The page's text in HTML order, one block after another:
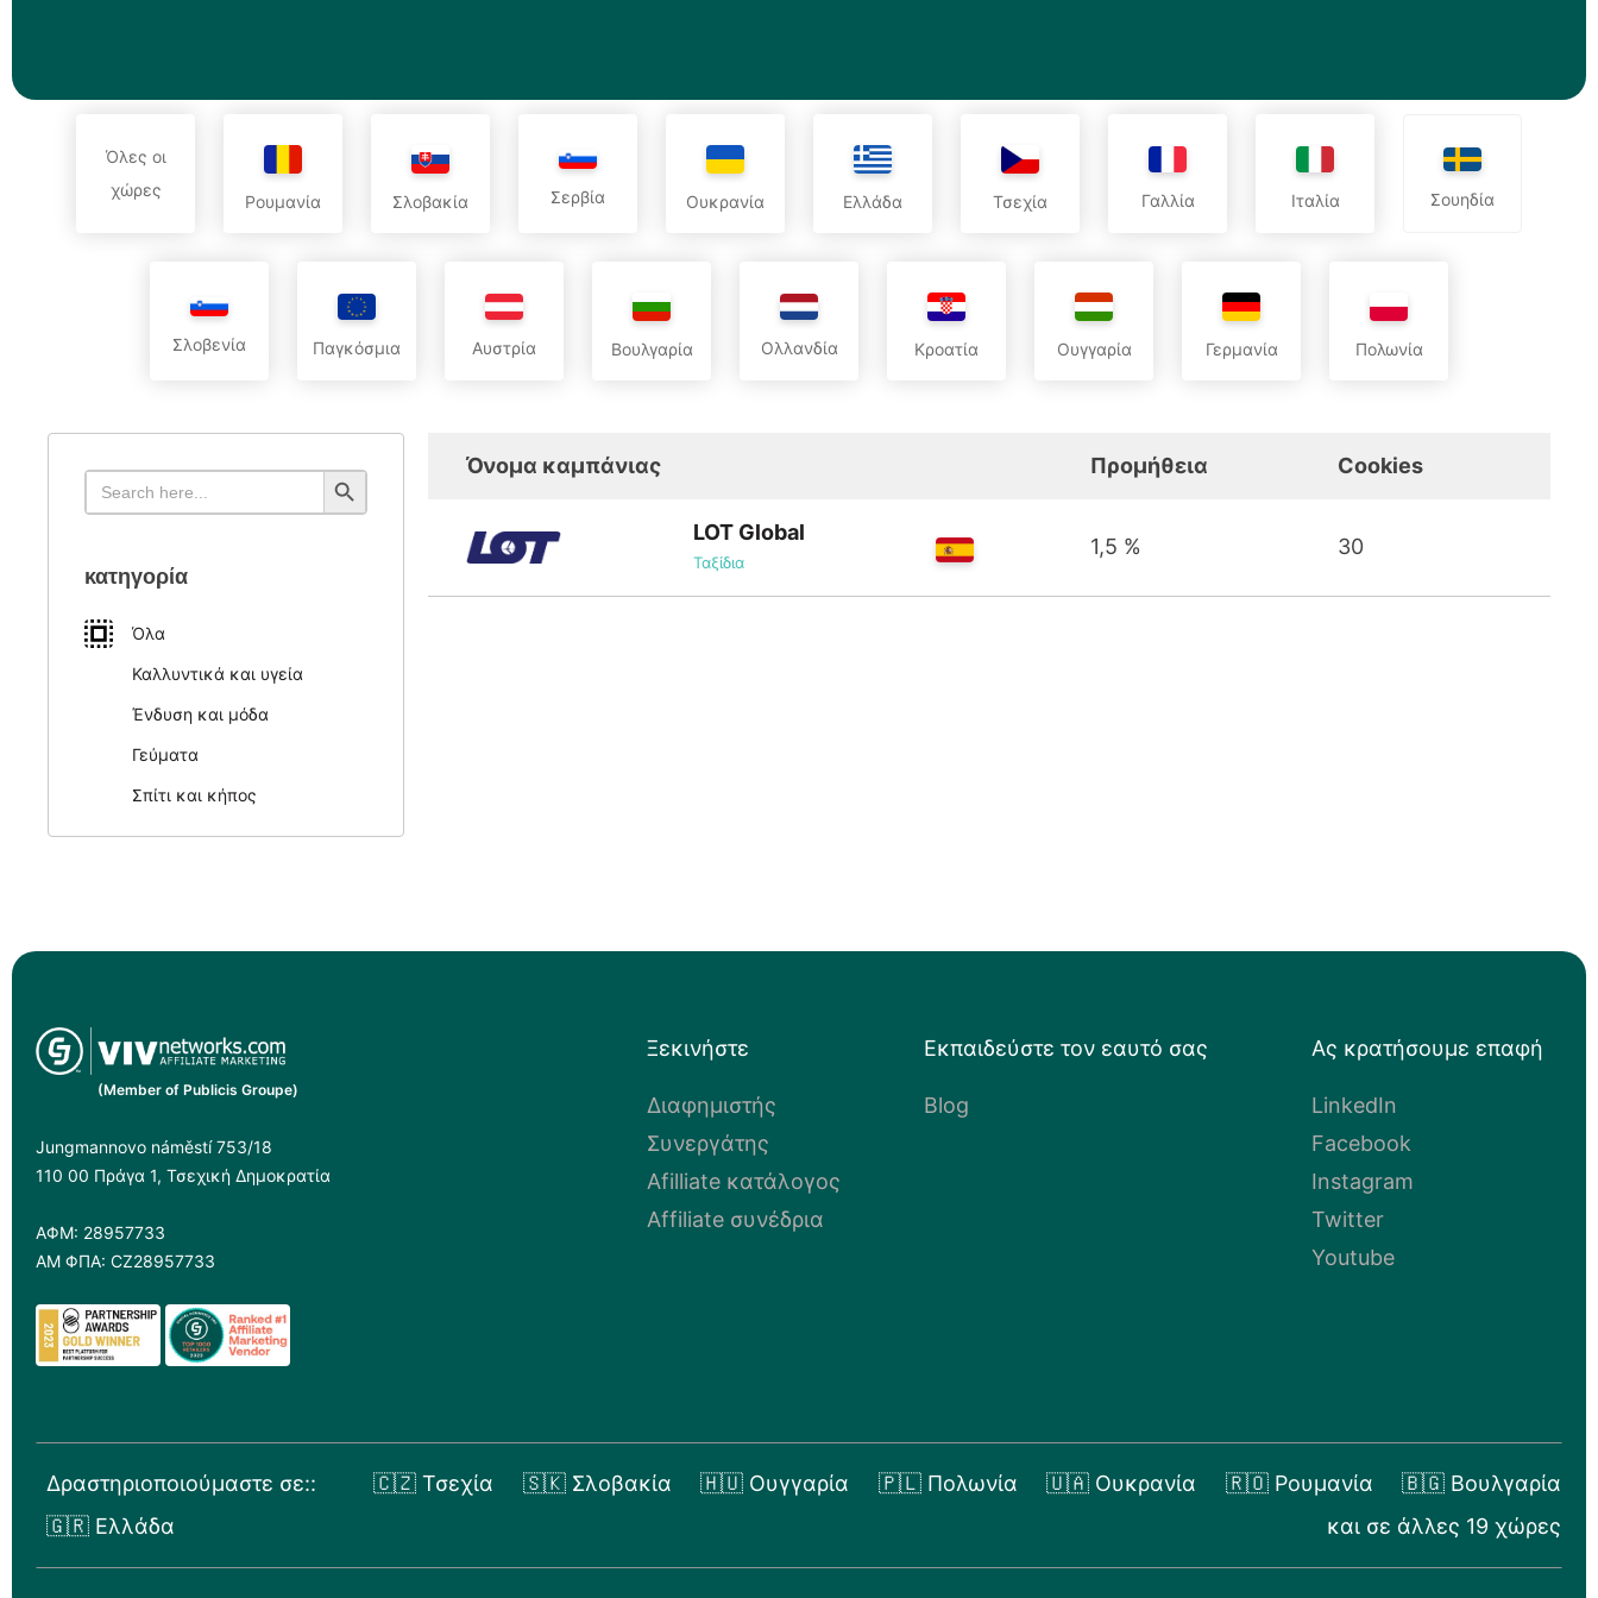
Όλες οι
χώρες
Ρουμανία Σλοβακία Σερβία Ουκρανία Ελλάδα Τσεχία Γαλλία Ιταλία Σουηδία
Σλοβενία Παγκόσμια Αυστρία Βουλγαρία Ολλανδία Κροατία Ουγγαρία Γερμανία Πολωνία
Search
for:
Search Button
κατηγορία
Όλα
Καλλυντικά και υγεία
Ένδυση και μόδα
Γεύματα
Σπίτι και κήπος
Όνομα καμπάνιας Προμήθεια Cookies
LOT Global
Ταξίδια
1,5 % 30
(Member of Publicis Groupe)
Jungmannovo náměstí 753/18
110 00 Πράγα 1, Τσεχική Δημοκρατία
ΑΦΜ: 28957733
ΑΜ ΦΠΑ: CZ28957733
Ξεκινήστε
Διαφημιστής
Συνεργάτης
Afilliate κατάλογος
Affiliate συνέδρια
Εκπαιδεύστε τον εαυτό σας
Blog
Ας κρατήσουμε επαφή
LinkedIn
Facebook
Instagram
Twitter
Youtube
Δραστηριοποιούμαστε σε:: 🇨🇿 Τσεχία 🇸🇰 Σλοβακία 🇭🇺 Ουγγαρία 🇵🇱 Πολωνία 🇺🇦 Ουκρανία 🇷🇴 Ρουμανία
🇧🇬 Βουλγαρία
🇬🇷 Ελλάδα
και σε άλλες 19 χώρες